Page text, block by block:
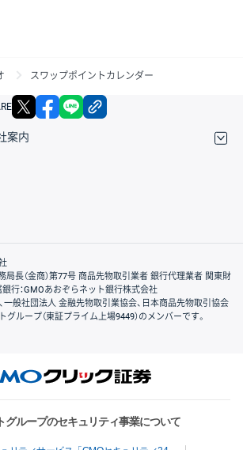
スワップポイントカレンダー
X facebook
案内
長（金商）第77号 商品先物取引業者 銀行代理業者 関東財
銀行：GMOあおぞらネット銀行株式会社
一般社団法人 金融先物取引業協会、日本商品先物取引協会
ループ（東証プライム上場9449）のメンバーです。
グループのセキュリティ事業について